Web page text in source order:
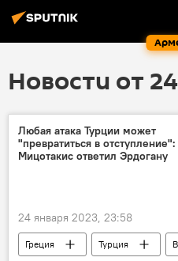
Новости от
Любая атака Турции может
"превратиться в отступление":
Мицотакис ответил Эрдогану
24 января 2023, 23:58
Греция Турция